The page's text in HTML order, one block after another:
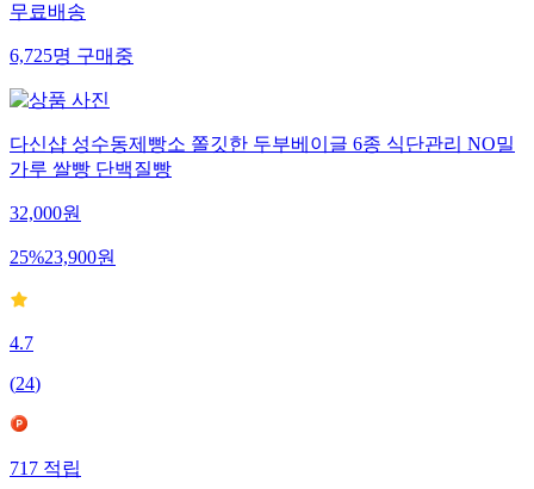
무료배송
6,725명 구매중
다신샵 성수동제빵소 쫄깃한 두부베이글 6종 식단관리 NO밀
가루 쌀빵 단백질빵
32,000원
25%23,900원
4.7
(24)
717 적립